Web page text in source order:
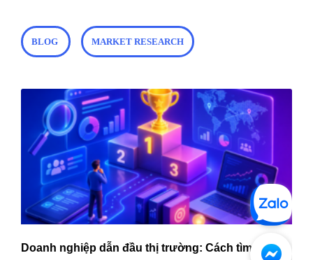
BLOG MARKET RESEARCH
Doanh nghiệp dẫn đầu thị trường: Cách tìm kiếm